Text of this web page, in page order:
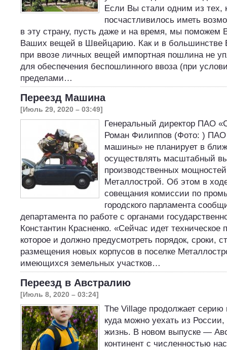
Если Вы стали одним из тех,
посчастливилось иметь
в эту страну, пусть даже и на время, мы поможем
Ваших вещей в Швейцарию. Как и в большинстве
при ввозе личных вещей импортная пошлина не
для обеспечения беспошлинного ввоза (при
пределами…
Переезд Машина
[Июль 29, 2020 – 03:49]
Генеральный директор ПАО
Роман Филиппов (Фото: )
машины» не планирует в
осуществлять масштабный
производственных
Металлострой. Об этом в
совещания комиссии по
городского парламента
департамента по работе с органами
Константин Красненко. «Сейчас идет техническое
которое и должно предусмотреть порядок, сроки,
размещения новых корпусов в поселке
имеющихся земельных участков…
Переезд в Австралию
[Июль 8, 2020 – 03:24]
The Village продолжает
куда можно уехать из
жизнь. В новом выпуске —
континент с численностью